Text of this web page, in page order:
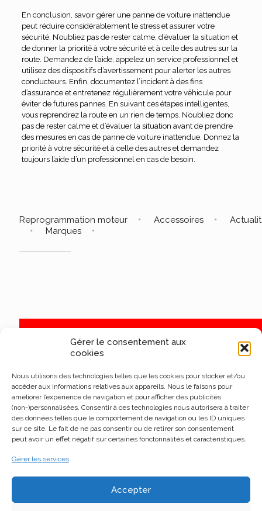
Gérer le consentement aux
cookies
Nous utilisons des technologies telles que les cookies pour stocker et/ou
accéder aux informations relatives aux appareils. Nous le faisons pour
améliorer l’expérience de navigation et pour afficher des publicités
(non-)personnalisées. Consentir à ces technologies nous autorisera à traiter
des données telles que le comportement de navigation ou les ID uniques
sur ce site. Le fait de ne pas consentir ou de retirer son consentement
peut avoir un effet négatif sur certaines fonctonnalités et caractéristiques.
Gérer les services
Accepter
En conclusion, savoir gérer une panne de voiture inattendue
peut réduire considérablement le stress et assurer votre
sécurité. N’oubliez pas de rester calme, d’évaluer la situation et
de donner la priorité à votre sécurité et à celle des autres sur la
route. Demandez de l’aide, appelez un service professionnel et
utilisez des dispositifs d’avertissement pour alerter les autres
conducteurs. Enfin, documentez l’incident à des fins
d’assurance et entretenez régulièrement votre véhicule pour
éviter de futures pannes. En suivant ces étapes intelligentes,
vous reprendrez la route en un rien de temps. N’oubliez donc
pas de rester calme et d’évaluer la situation avant de prendre
des mesures en cas de panne de voiture inattendue. Donnez la
priorité à votre sécurité et à celle des autres et demandez
toujours l’aide d’un professionnel en cas de besoin.
Reprogrammation moteur Accessoires
Marques